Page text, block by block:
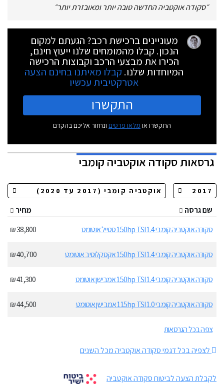
״סקודה אוקטביה החדשה טובה יותר ומאובזרת יותר״
מעוניינים ברכישת רכב? הגעתם למקום
הנכון. קבלו מהמומחים שלנו ייעוץ חינם,
הכירו את מבצעי הרכב וקבוצות הרכישה
המיוחדות שלנו. קבלו מאיתנו בחינם הצעה
אטרקטיבית עכשיו
התקשרו
התקשרו או מלאו פרטים ונחזור אליכם בהקדם
גרסאותסקודה אוקטביה קומבי
שם גרסה
מחיר
סקודה אוקטביה קומבי 1.4 150hp TSI סטייל אוטומט
38,800 ₪
סקודה אוקטביה קומבי 1.4 150hp TSI אקסקלוסיב אוטומט 40,700 ₪
סקודה אוקטביה קומבי 1.4 150hp TSI אמבישן אוטומט 41,300 ₪
סקודה אוקטביה קומבי 1.0 115hp TSI אמבישן אוטומט 44,500 ₪
צפה בכל הגרסאות
לצפיה בכל דגמי סקודה אוקטביה מכל השנים
לקבלת הצעה לביטוח סקודה אוקטביה